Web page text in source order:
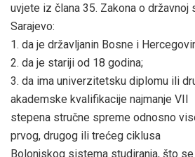
uvjete iz člana 35. Zakona o državnoj
Sarajevo:
1. da je državljanin Bosne i
2. da je stariji od 18 godina;
3. da ima univerzitetsku diplomu ili
akademske kvalifikacije najmanje VII
stepena stručne spreme odnosno
prvog, drugog ili trećeg ciklusa
Bolonjskog sistema studiranja, što